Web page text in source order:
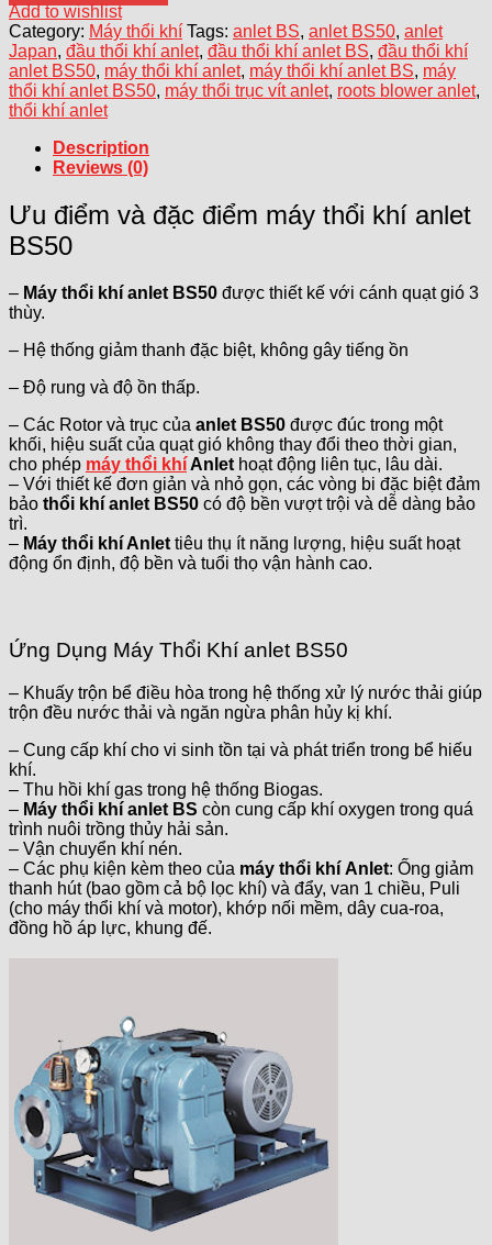
Add to wishlist
Category: Máy thổi khí Tags: anlet BS, anlet BS50, anlet
Japan, đầu thổi khí anlet, đầu thổi khí anlet BS, đầu thổi khí
anlet BS50, máy thổi khí anlet, máy thổi khí anlet BS, máy
thổi khí anlet BS50, máy thổi trục vít anlet, roots blower anlet,
thổi khí anlet
Description
Reviews (0)
Ưu điểm và đặc điểm máy thổi khí anlet
BS50
– Máy thổi khí anlet BS50 được thiết kế với cánh quạt gió 3
thùy.
– Hệ thống giảm thanh đặc biệt, không gây tiếng ồn
– Độ rung và độ ồn thấp.
– Các Rotor và trục của anlet BS50 được đúc trong một
khối, hiệu suất của quạt gió không thay đổi theo thời gian,
cho phép máy thổi khí Anlet hoạt động liên tục, lâu dài.
– Với thiết kế đơn giản và nhỏ gọn, các vòng bi đặc biệt đảm
bảo thổi khí anlet BS50 có độ bền vượt trội và dễ dàng bảo
trì.
– Máy thổi khí Anlet tiêu thụ ít năng lượng, hiệu suất hoạt
động ổn định, độ bền và tuổi thọ vận hành cao.
Ứng Dụng Máy Thổi Khí anlet BS50
– Khuấy trộn bể điều hòa trong hệ thống xử lý nước thải giúp
trộn đều nước thải và ngăn ngừa phân hủy kị khí.
– Cung cấp khí cho vi sinh tồn tại và phát triển trong bể hiếu
khí.
– Thu hồi khí gas trong hệ thống Biogas.
– Máy thổi khí anlet BS còn cung cấp khí oxygen trong quá
trình nuôi trồng thủy hải sản.
– Vận chuyển khí nén.
– Các phụ kiện kèm theo của máy thổi khí Anlet: Ống giảm
thanh hút (bao gồm cả bộ lọc khí) và đẩy, van 1 chiều, Puli
(cho máy thổi khí và motor), khớp nối mềm, dây cua-roa,
đồng hồ áp lực, khung đế.